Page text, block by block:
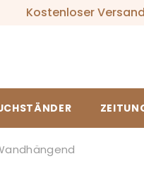
Kostenloser